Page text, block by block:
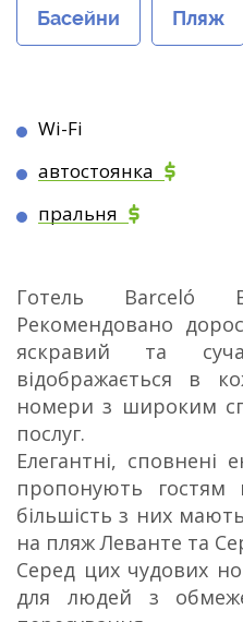
Басейни Пляж
Wi-Fi
автостоянка
пральня
Готель Barceló
Рекомендовано
яскравий та
відображається в
номери з широким
послуг.
Елегантні, сповнені
пропонують гостям
більшість з них
на пляж Леванте та
Серед цих чудових
для людей з